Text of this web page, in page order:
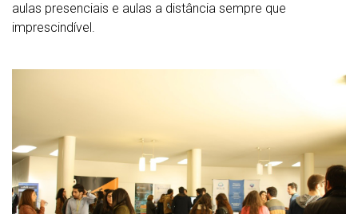
aulas presenciais e aulas a distância sempre que
imprescindível.